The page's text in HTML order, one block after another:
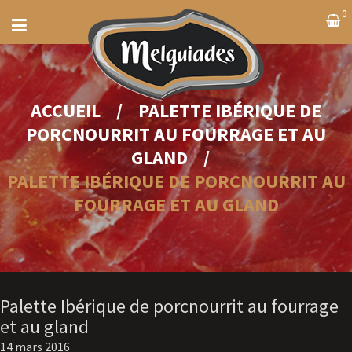
0
ACCUEIL /
PALETTE IBÉRIQUE DE
PORCNOURRIT AU FOURRAGE ET AU
GLAND
/
PALETTE IBÉRIQUE DE PORCNOURRIT AU
FOURRAGE ET AU GLAND
Palette Ibérique de porcnourrit au fourrage
et au gland
14 mars 2016